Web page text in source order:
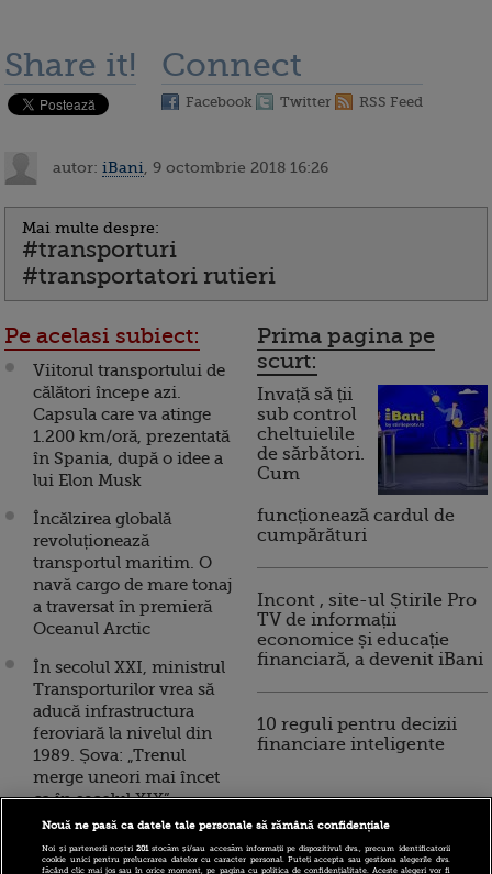
Share it! Connect
Facebook Twitter RSS Feed
autor: iBani , 9 octombrie 2018 16:26
Mai multe despre:
#transporturi
#transportatori rutieri
Pe acelasi subiect:
Viitorul transportului de
călători începe azi.
Capsula care va atinge
1.200 km/oră, prezentată
în Spania, după o idee a
lui Elon Musk
Încălzirea globală
revoluționează
transportul maritim. O
navă cargo de mare tonaj
a traversat în premieră
Oceanul Arctic
În secolul XXI, ministrul
Transporturilor vrea să
aducă infrastructura
feroviară la nivelul din
1989. Șova: „Trenul
merge uneori mai încet
ca în secolul XIX”
autostrada Pitești-Sibiu.
Prima pagina pe
scurt:
Invață să ții
sub control
cheltuielile
de sărbători.
Cum
funcționează cardul de
cumpărături
Incont , site-ul Știrile Pro
TV de informații
economice și educație
financiară, a devenit iBani
10 reguli pentru decizii
financiare inteligente
Nouă ne pasă ca datele tale personale să rămână confidențiale
Noi și partenerii noștri201stocăm și/sau accesăm informații pe dispozitivul dvs., precum identificatorii
cookie unici pentru prelucrarea datelor cu caracter personal. Puteți accepta sau gestiona alegerile dvs.
făcând clic mai jos sau în orice moment, pe pagina cu politica de confidențialitate. Aceste alegeri vor fi